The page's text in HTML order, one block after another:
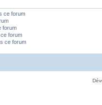
ce forum
forum
forum
ce forum